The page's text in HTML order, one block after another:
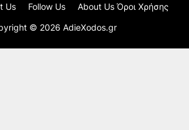
© 2026 AdieXodos.gr
Us Follow Us About Us Όροι Χρήσης